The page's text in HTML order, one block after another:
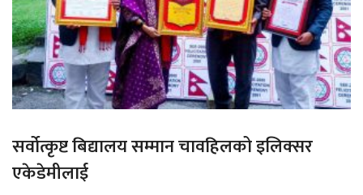
सर्वोत्कृष्ट बिद्यालय सम्मान चावहिलको इलिक्सर
एकेडेमीलाई